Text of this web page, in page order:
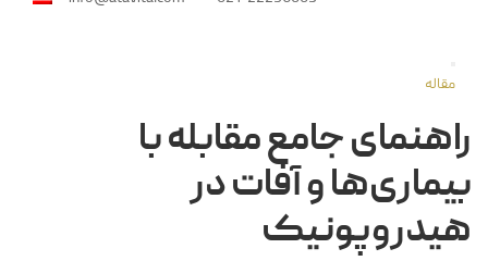
مقاله
راهنمای جامع مقابله با
بیماری‌ها و آفات در
هیدروپونیک